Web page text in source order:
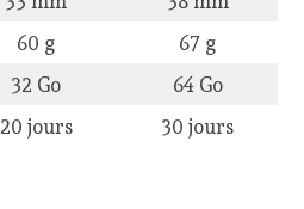
60 g
67 g
32 Go
64 Go
20 jours 30 jours